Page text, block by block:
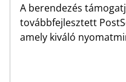
A berendezés
továbbfejlesztett
amely kiváló